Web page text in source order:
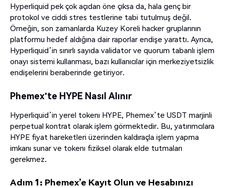
Hyperliquid pek çok açıdan öne çıksa da, hala genç bir
protokol ve ciddi stres testlerine tabi tutulmuş değil.
Örneğin, son zamanlarda Kuzey Koreli hacker gruplarının
platformu hedef aldığına dair raporlar endişe yarattı. Ayrıca,
Hyperliquid’in sınırlı sayıda validator ve quorum tabanlı işlem
onayı sistemi kullanması, bazı kullanıcılar için merkeziyetsizlik
endişelerini beraberinde getiriyor.
Phemex'te HYPE Nasıl Alınır
Hyperliquid’in yerel tokenı HYPE, Phemex’te USDT marjinli
perpetual kontrat olarak işlem görmektedir. Bu, yatırımcılara
HYPE fiyat hareketleri üzerinden kaldıraçla işlem yapma
imkanı sunar ve tokenı fiziksel olarak elde tutmaları
gerekmez.
Adım 1: Phemex’e Kayıt Olun ve Hesabınızı